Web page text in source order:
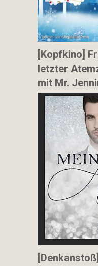
[Kopfkino]
letzter
mit Mr.